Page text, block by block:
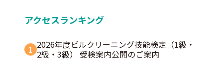
アクセスランキング
1 2026年度ビルクリーニング技能検定（1級・
2級・3級） 受検案内公開のご案内